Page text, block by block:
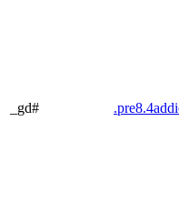
_gd#